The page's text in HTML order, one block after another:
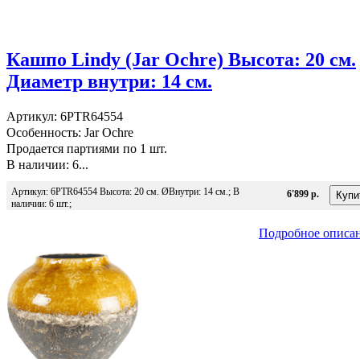
Кашпо Lindy (Jar Ochre) Высота: 20 см.
Диаметр внутри: 14 см.
Артикул: 6PTR64554
Особенность: Jar Ochre
Продается партиями по 1 шт.
В наличии: 6...
Артикул: 6PTR64554 Высота: 20 см. ØВнутри: 14 см.; В
наличии: 6 шт.;
6'899 р.
Подробное